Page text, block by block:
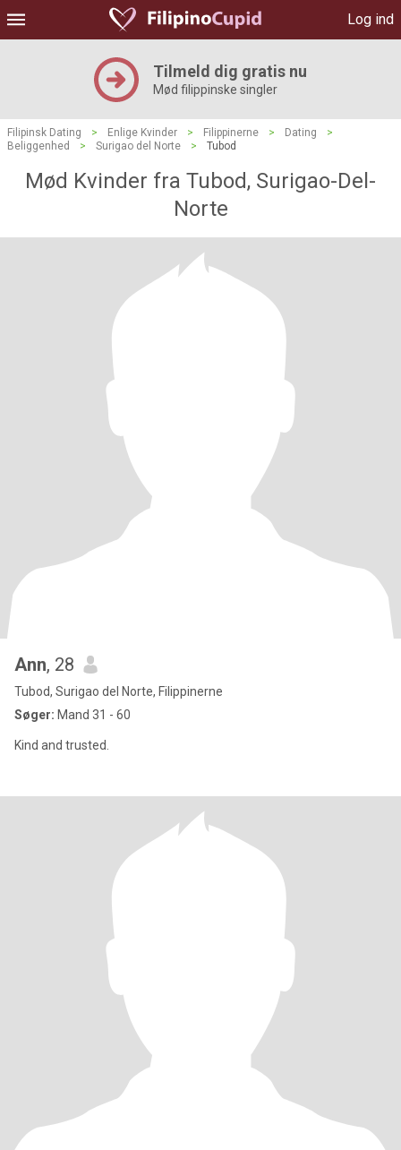
Log ind
Tilmeld dig gratis nu
Mød filippinske singler
Filipinsk Dating > Enlige Kvinder > Filippinerne > Dating
>
Beliggenhed
> Surigao del Norte > Tubod
Mød Kvinder fra Tubod, Surigao-Del-
Norte
Ann, 28
Tubod, Surigao del Norte, Filippinerne
Søger: Mand 31 - 60
Kind and trusted.